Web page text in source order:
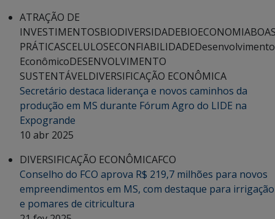
ATRAÇÃO DE
INVESTIMENTOSBIODIVERSIDADEBIOECONOMIA
PRÁTICASCELULOSECONFIABILIDADEDesenvolvimento
EconômicoDESENVOLVIMENTO
SUSTENTÁVELDIVERSIFICAÇÃO ECONÔMICA
Secretário destaca liderança e novos caminhos da
produção em MS durante Fórum Agro do LIDE na
Expogrande
10 abr 2025
DIVERSIFICAÇÃO ECONÔMICAFCO
Conselho do FCO aprova R$ 219,7 milhões para novos
empreendimentos em MS, com destaque para irrigação
e pomares de citricultura